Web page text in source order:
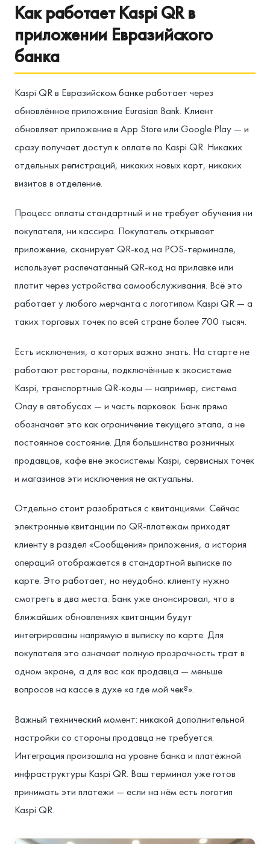
Как работает Kaspi QR в
приложении Евразийского
банка
Kaspi QR в Евразийском банке работает через
обновлённое приложение Eurasian Bank. Клиент
обновляет приложение в App Store или Google Play — и
сразу получает доступ к оплате по Kaspi QR. Никаких
отдельных регистраций, никаких новых карт, никаких
визитов в отделение.
Процесс оплаты стандартный и не требует обучения ни
покупателя, ни кассира. Покупатель открывает
приложение, сканирует QR-код на POS-терминале,
использует распечатанный QR-код на прилавке или
платит через устройства самообслуживания. Всё это
работает у любого мерчанта с логотипом Kaspi QR — а
таких торговых точек по всей стране более 700 тысяч.
Есть исключения, о которых важно знать. На старте не
работают рестораны, подключённые к экосистеме
Kaspi, транспортные QR-коды — например, система
Onay в автобусах — и часть парковок. Банк прямо
обозначает это как ограничение текущего этапа, а не
постоянное состояние. Для большинства розничных
продавцов, кафе вне экосистемы Kaspi, сервисных точек
и магазинов эти исключения не актуальны.
Отдельно стоит разобраться с квитанциями. Сейчас
электронные квитанции по QR-платежам приходят
клиенту в раздел «Сообщения» приложения, а история
операций отображается в стандартной выписке по
карте. Это работает, но неудобно: клиенту нужно
смотреть в два места. Банк уже анонсировал, что в
ближайших обновлениях квитанции будут
интегрированы напрямую в выписку по карте. Для
покупателя это означает полную прозрачность трат в
одном экране, а для вас как продавца — меньше
вопросов на кассе в духе «а где мой чек?».
Важный технический момент: никакой дополнительной
настройки со стороны продавца не требуется.
Интеграция произошла на уровне банка и платёжной
инфраструктуры Kaspi QR. Ваш терминал уже готов
принимать эти платежи — если на нём есть логотип
Kaspi QR.